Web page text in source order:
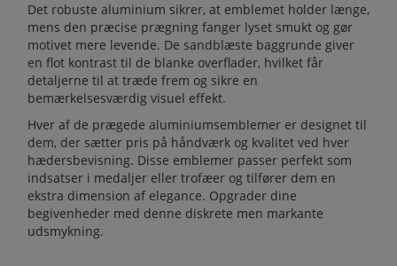
Det robuste aluminium sikrer, at emblemet holder længe,
mens den præcise prægning fanger lyset smukt og gør
motivet mere levende. De sandblæste baggrunde giver
en flot kontrast til de blanke overflader, hvilket får
detaljerne til at træde frem og sikre en
bemærkelsesværdig visuel effekt.
Hver af de prægede aluminiumsemblemer er designet til
dem, der sætter pris på håndværk og kvalitet ved hver
hædersbevisning. Disse emblemer passer perfekt som
indsatser i medaljer eller trofæer og tilfører dem en
ekstra dimension af elegance. Opgrader dine
begivenheder med denne diskrete men markante
udsmykning.